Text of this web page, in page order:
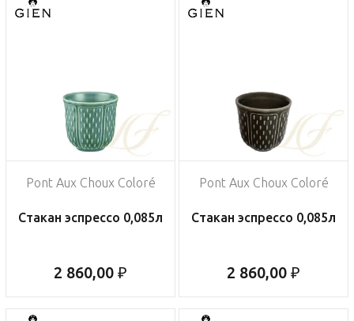
Pont Aux Choux Coloré
Стакан эспрессо 0,085л
2 860,00 ₽
Pont Aux Choux Coloré
Стакан эспрессо 0,085л
2 860,00 ₽